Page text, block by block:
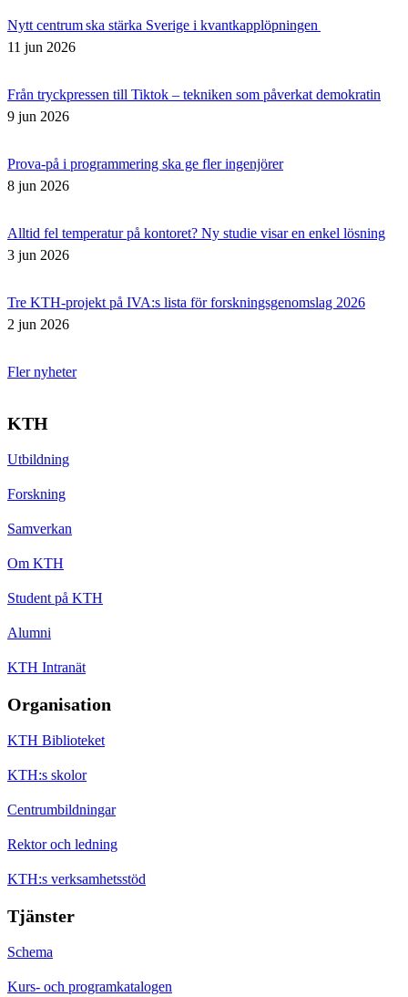
Nytt centrum ska stärka Sverige i kvantkapplöpningen
11 jun 2026
Från tryckpressen till Tiktok – tekniken som påverkat demokratin
9 jun 2026
Prova-på i programmering ska ge fler ingenjörer
8 jun 2026
Alltid fel temperatur på kontoret? Ny studie visar en enkel lösning
3 jun 2026
Tre KTH-projekt på IVA:s lista för forskningsgenomslag 2026
2 jun 2026
Fler nyheter
KTH
Utbildning
Forskning
Samverkan
Om KTH
Student på KTH
Alumni
KTH Intranät
Organisation
KTH Biblioteket
KTH:s skolor
Centrumbildningar
Rektor och ledning
KTH:s verksamhetsstöd
Tjänster
Schema
Kurs- och programkatalogen